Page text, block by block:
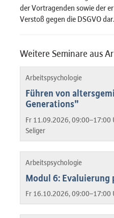
der Vortragenden sowie der
Verstoß gegen die DSGVO dar.
Weitere Seminare aus
Arbeitspsychologie
Führen von
Generations"
Fr 11.09.2026, 09:00–17:00
Seliger
Arbeitspsychologie
Modul 6: Evaluierung
Fr 16.10.2026, 09:00–17:00